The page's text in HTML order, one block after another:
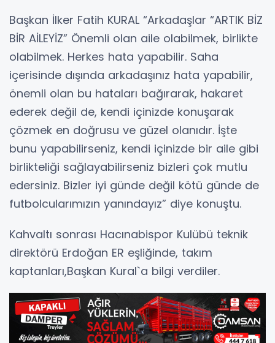
Başkan İlker Fatih KURAL “Arkadaşlar “ARTIK BİZ
BİR AİLEYİZ” Önemli olan aile olabilmek, birlikte
olabilmek. Herkes hata yapabilir. Saha
içerisinde dışında arkadaşınız hata yapabilir,
önemli olan bu hataları bağırarak, hakaret
ederek değil de, kendi içinizde konuşarak
çözmek en doğrusu ve güzel olanıdır. İşte
bunu yapabilirseniz, kendi içinizde bir aile gibi
birlikteliği sağlayabilirseniz bizleri çok mutlu
edersiniz. Bizler iyi günde değil kötü günde de
futbolcularımızın yanındayız” diye konuştu.
Kahvaltı sonrası Hacınabispor Kulübü teknik
direktörü Erdoğan ER eşliğinde, takım
kaptanları,Başkan Kural`a bilgi verdiler.